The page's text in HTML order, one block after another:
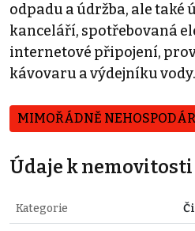
odpadu a údržba, ale také
kanceláří, spotřebovaná
internetové připojení,
kávovaru a výdejníku vody.
MIMOŘÁDNĚ
Údaje k nemovitosti
Kategorie